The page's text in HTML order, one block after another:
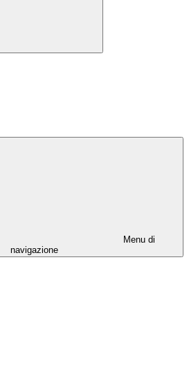
Menu di
navigazione